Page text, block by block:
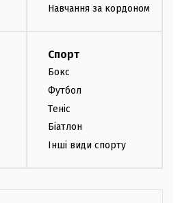
Навчання за кордоном
Спорт
Бокс
Футбол
Теніс
Біатлон
Інші види спорту